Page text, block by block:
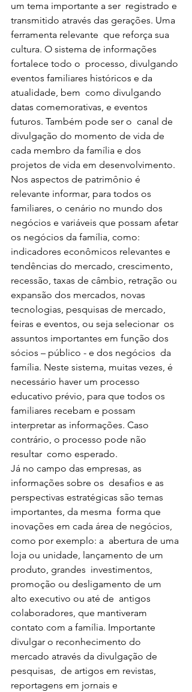
um tema importante a ser  registrado e
transmitido através das gerações. Uma
ferramenta relevante  que reforça sua
cultura. O sistema de informações
fortalece todo o  processo, divulgando
eventos familiares históricos e da
atualidade, bem  como divulgando
datas comemorativas, e eventos
futuros. Também pode ser o  canal de
divulgação do momento de vida de
cada membro da família e dos
projetos de vida em desenvolvimento.
Nos aspectos de patrimônio é
relevante informar, para todos os
familiares, o cenário no mundo dos
negócios e variáveis que possam afetar
os negócios da família, como:
indicadores econômicos relevantes e
tendências do mercado, crescimento,
recessão, taxas de câmbio, retração ou
expansão dos mercados, novas
tecnologias, pesquisas de mercado,
feiras e eventos, ou seja selecionar  os
assuntos importantes em função dos
sócios – público - e dos negócios  da
família. Neste sistema, muitas vezes, é
necessário haver um processo
educativo prévio, para que todos os
familiares recebam e possam
interpretar as informações. Caso
contrário, o processo pode não
resultar  como esperado.
Já no campo das empresas, as
informações sobre os  desafios e as
perspectivas estratégicas são temas
importantes, da mesma  forma que
inovações em cada área de negócios,
como por exemplo: a  abertura de uma
loja ou unidade, lançamento de um
produto, grandes  investimentos,
promoção ou desligamento de um
alto executivo ou até de  antigos
colaboradores, que mantiveram
contato com a família. Importante
divulgar o reconhecimento do
mercado através da divulgação de
pesquisas,  de artigos em revistas,
reportagens em jornais e